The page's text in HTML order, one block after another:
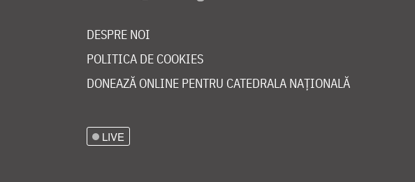
DESPRE NOI
POLITICA DE COOKIES
DONEAZĂ ONLINE PENTRU CATEDRALA NAȚIONALĂ
LIVE